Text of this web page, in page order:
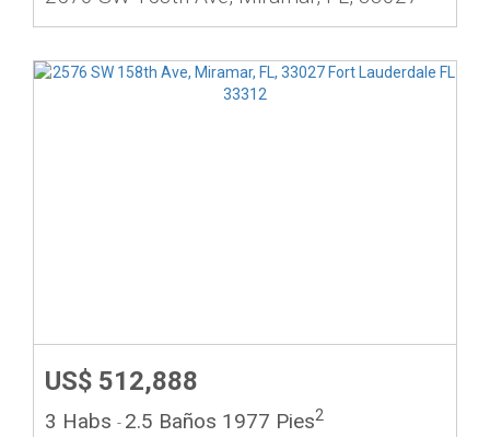
US$ 512,888
3 Habs - 2.5 Baños 1977 Pies2